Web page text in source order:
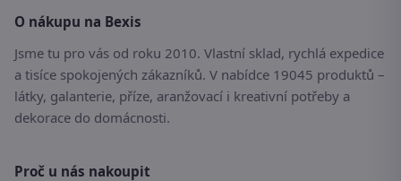
O nákupu na Bexis
Jsme tu pro vás od roku 2010. Vlastní sklad, rychlá expedice
a tisíce spokojených zákazníků. V nabídce 19045 produktů –
látky, galanterie, příze, aranžovací i kreativní potřeby a
dekorace do domácnosti.
Proč u nás nakoupit